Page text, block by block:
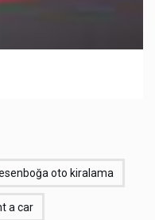
oto kiralama
a car